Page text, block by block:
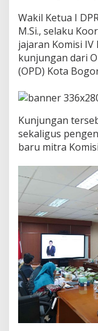
Wakil Ketua I
M.Si., selaku
jajaran Komisi IV
kunjungan dari
(OPD) Kota
Kunjungan
sekaligus
baru mitra